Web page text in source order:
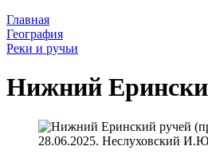
Главная
География
Реки и ручьи
Нижний
28.06.2025. Неслуховский